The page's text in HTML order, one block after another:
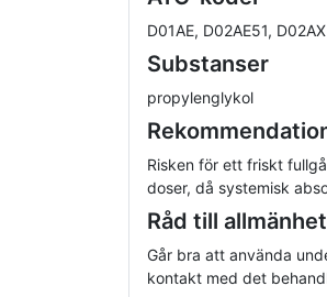
D01AE, D02AE51, D02AX
Substanser
propylenglykol
Risken för ett friskt
doser, då systemisk
Råd till
Går bra att använda
kontakt med det